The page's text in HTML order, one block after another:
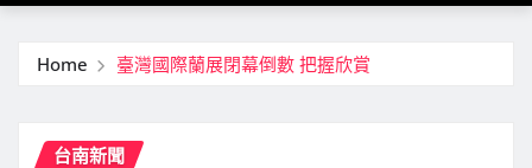
Home 臺灣國際蘭展閉幕倒數 把握欣賞
台南新聞